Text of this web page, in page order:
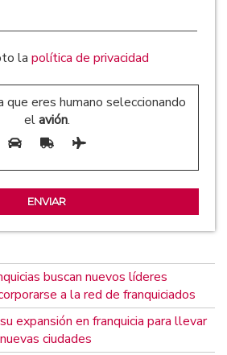
la política de privacidad
que eres humano seleccionando
elavión.
buscan nuevos líderes
a la red de franquiciados
expansión en franquicia para llevar
ciudades